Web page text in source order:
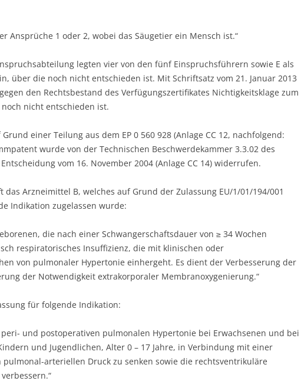
Ansprüche 1 oder 2, wobei das Säugetier ein Mensch ist.“
legten vier von den fünf Einspruchsführern sowie E als
über die noch nicht entschieden ist. Mit Schriftsatz vom 21. Januar 2013
den Rechtsbestand des Verfügungszertifikates Nichtigkeitsklage zum
nicht entschieden ist.
einer Teilung aus dem EP 0 560 928 (Anlage CC 12, nachfolgend:
wurde von der Technischen Beschwerdekammer 3.3.02 des
vom 16. November 2004 (Anlage CC 14) widerrufen.
Arzneimittel B, welches auf Grund der Zulassung EU/1/01/194/001
Indikation zugelassen wurde:
die nach einer Schwangerschaftsdauer von ≥ 34 Wochen
respiratorisches Insuffizienz, die mit klinischen oder
von pulmonaler Hypertonie einhergeht. Es dient der Verbesserung der
der Notwendigkeit extrakorporaler Membranoxygenierung.“
für folgende Indikation:
und postoperativen pulmonalen Hypertonie bei Erwachsenen und bei
und Jugendlichen, Alter 0 – 17 Jahre, in Verbindung mit einer
arteriellen Druck zu senken sowie die rechtsventrikuläre